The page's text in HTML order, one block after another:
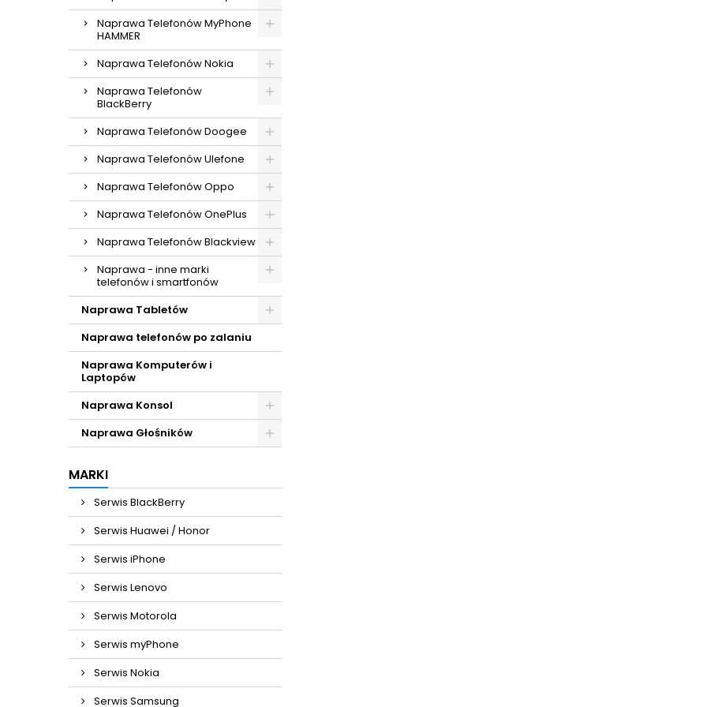
Naprawa Telefonów MyPhone
HAMMER
Naprawa Telefonów Nokia
Naprawa Telefonów
BlackBerry
Naprawa Telefonów Doogee
Naprawa Telefonów Ulefone
Naprawa Telefonów Oppo
Naprawa Telefonów OnePlus
Naprawa Telefonów Blackview
Naprawa - inne marki
telefonów i smartfonów
Naprawa Tabletów
Naprawa telefonów po zalaniu
Naprawa Komputerów i
Laptopów
Naprawa Konsol
Naprawa Głośników
MARKI
Serwis BlackBerry
Serwis Huawei / Honor
Serwis iPhone
Serwis Lenovo
Serwis Motorola
Serwis myPhone
Serwis Nokia
Serwis Samsung